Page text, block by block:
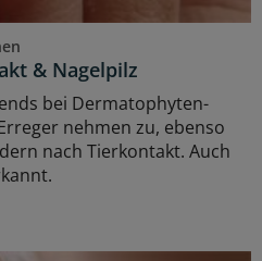
& Nagelpilz
bei Dermatophyten-
nehmen zu, ebenso
nach Tierkontakt. Auch